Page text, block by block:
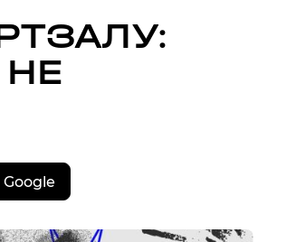
Найближчі події